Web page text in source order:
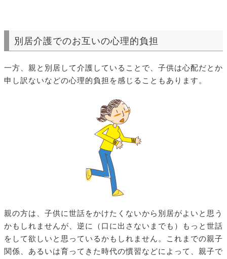
別居介護でのお互いの心理的負担
一方、親と別居して介護していることで、子供は心配だとか
申し訳ないなどの心理的負担を感じることもあります。
親の方は、子供に世話をかけたくないから別居がよいと思う
かもしれませんが、逆に（口に出さないまでも）もっと世話
をして欲しいと思っているかもしれません。これまでの親子
関係、あるいは育ってきた時代の慣習などによって、親子で